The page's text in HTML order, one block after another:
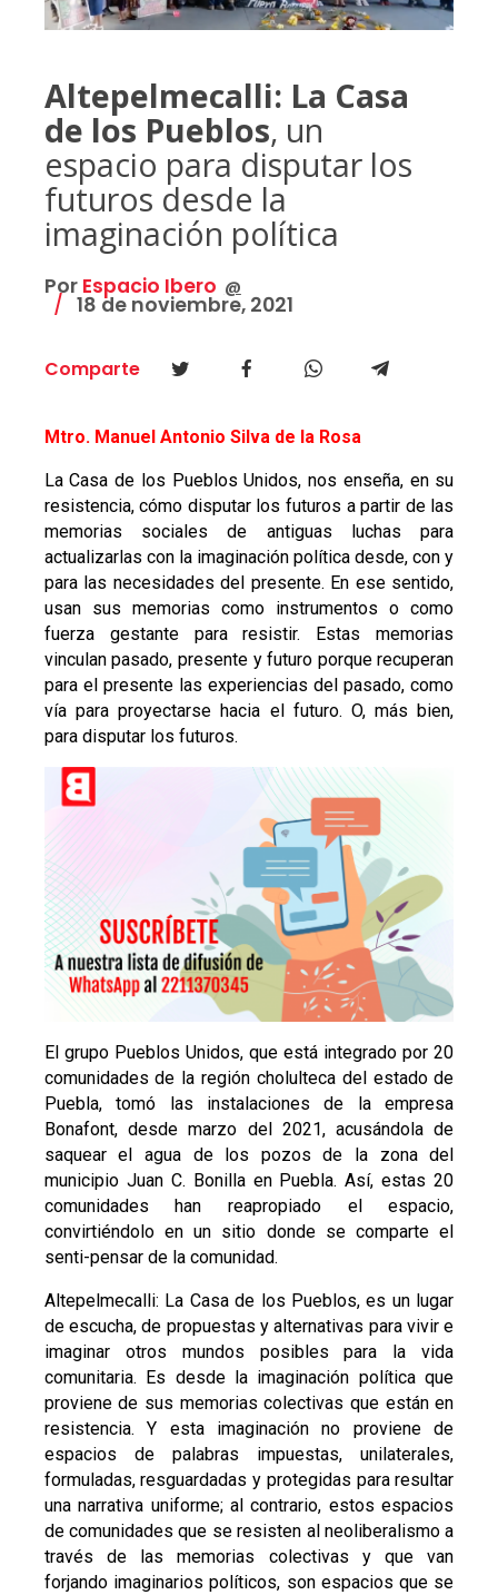
Altepelmecalli: La Casa
de los Pueblos, un
espacio para disputar los
futuros desde la
imaginación política
Por Espacio Ibero @
18 de noviembre, 2021
Comparte
Mtro. Manuel Antonio Silva de la Rosa
La Casa de los Pueblos Unidos, nos enseña, en su
resistencia, cómo disputar los futuros a partir de las
memorias sociales de antiguas luchas para
actualizarlas con la imaginación política desde, con y
para las necesidades del presente. En ese sentido,
usan sus memorias como instrumentos o como
fuerza gestante para resistir. Estas memorias
vinculan pasado, presente y futuro porque recuperan
para el presente las experiencias del pasado, como
vía para proyectarse hacia el futuro. O, más bien,
para disputar los futuros.
El grupo Pueblos Unidos, que está integrado por 20
comunidades de la región cholulteca del estado de
Puebla, tomó las instalaciones de la empresa
Bonafont, desde marzo del 2021, acusándola de
saquear el agua de los pozos de la zona del
municipio Juan C. Bonilla en Puebla. Así, estas 20
comunidades han reapropiado el espacio,
convirtiéndolo en un sitio donde se comparte el
senti-pensar de la comunidad.
Altepelmecalli: La Casa de los Pueblos, es un lugar
de escucha, de propuestas y alternativas para vivir e
imaginar otros mundos posibles para la vida
comunitaria. Es desde la imaginación política que
proviene de sus memorias colectivas que están en
resistencia. Y esta imaginación no proviene de
espacios de palabras impuestas, unilaterales,
formuladas, resguardadas y protegidas para resultar
una narrativa uniforme; al contrario, estos espacios
de comunidades que se resisten al neoliberalismo a
través de las memorias colectivas y que van
forjando imaginarios políticos, son espacios que se